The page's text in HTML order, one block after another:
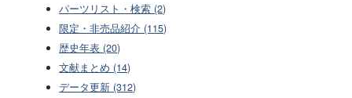
パーツリスト・検索 (2)
限定・非売品紹介 (115)
歴史年表 (20)
文献まとめ (14)
データ更新 (312)